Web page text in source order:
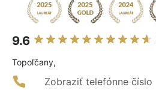
9.6
Topoľčany,
Zobraziť telefónne číslo